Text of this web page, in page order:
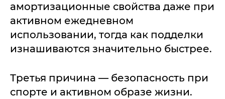
амортизационные свойства даже при
активном ежедневном
использовании, тогда как подделки
изнашиваются значительно быстрее.
Третья причина — безопасность при
спорте и активном образе жизни.